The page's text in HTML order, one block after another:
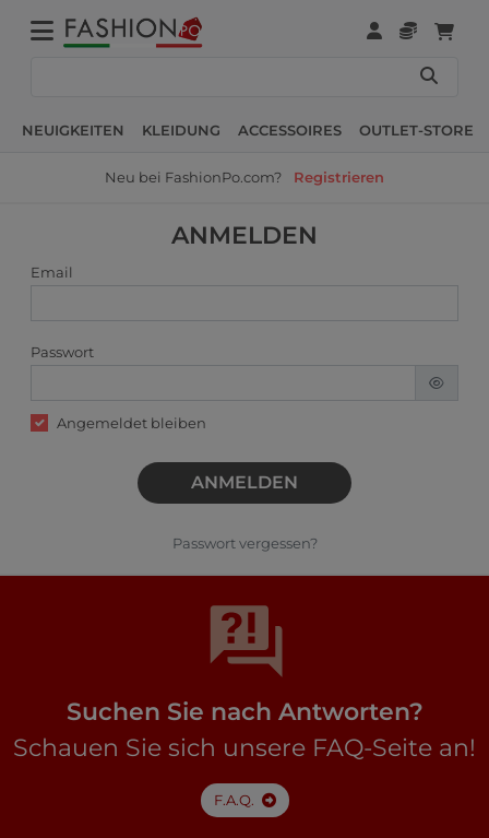
NEUIGKEITEN KLEIDUNG ACCESSOIRES OUTLET-STORE
Neu bei FashionPo.com? Registrieren
ANMELDEN
Email
Passwort
Angemeldet bleiben
ANMELDEN
Passwort vergessen?
Suchen Sie nach Antworten?
Schauen Sie sich unsere FAQ-Seite an!
F.A.Q.